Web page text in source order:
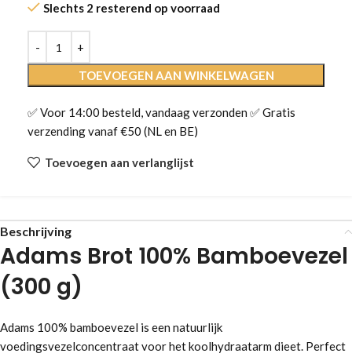
Slechts 2 resterend op voorraad
TOEVOEGEN AAN WINKELWAGEN
✅ Voor 14:00 besteld, vandaag verzonden ✅ Gratis
verzending vanaf €50 (NL en BE)
Toevoegen aan verlanglijst
Beschrijving
Adams Brot 100% Bamboevezel
(300 g)
Adams 100% bamboevezel is een natuurlijk
voedingsvezelconcentraat voor het koolhydraatarm dieet. Perfect